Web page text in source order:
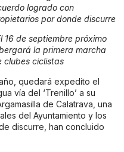
logrado con
por donde discurre
16 de septiembre próximo
la primera marcha
clubes ciclistas
quedará expedito el
vía del ‘Trenillo’ a su
de Calatrava, una
del Ayuntamiento y los
discurre, han concluido